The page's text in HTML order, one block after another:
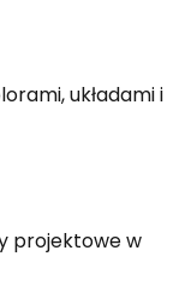
układami i
projektowe w